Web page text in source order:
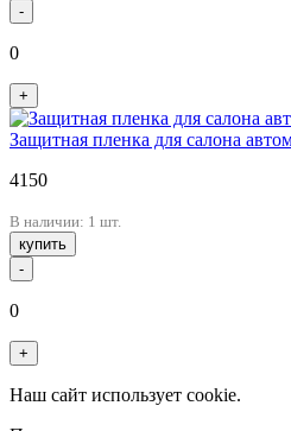
-
0
+
Защитная пленка для салона
4150
В наличии: 1 шт.
купить
-
0
+
Наш сайт использует cookie.